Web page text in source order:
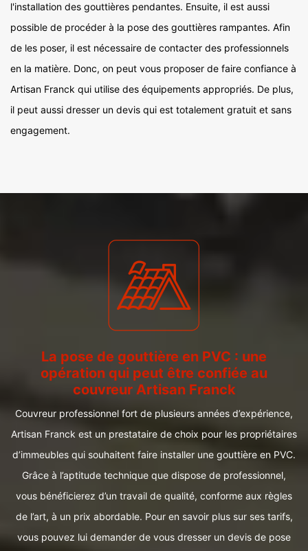
l'installation des gouttières pendantes. Ensuite, il est aussi
possible de procéder à la pose des gouttières rampantes. Afin
de les poser, il est nécessaire de contacter des professionnels
en la matière. Donc, on peut vous proposer de faire confiance à
Artisan Franck qui utilise des équipements appropriés. De plus,
il peut aussi dresser un devis qui est totalement gratuit et sans
engagement.
La pose de gouttière en PVC : une
opération qui peut être confiée au
couvreur Artisan Franck
Couvreur professionnel fort de plusieurs années d’expérience,
Artisan Franck est un prestataire de choix pour les propriétaires
d’immeubles qui souhaitent faire installer une gouttière en PVC.
Grâce à l’aptitude technique que dispose de professionnel,
vous bénéficierez d’un travail de qualité, conforme aux règles
de l’art, à un prix abordable. Pour en savoir plus sur ses tarifs,
vous pouvez lui demander de vous dresser un devis de pose